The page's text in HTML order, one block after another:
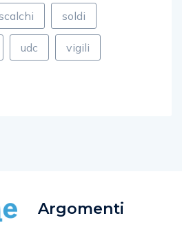
soldi
udc vigili
Argomenti